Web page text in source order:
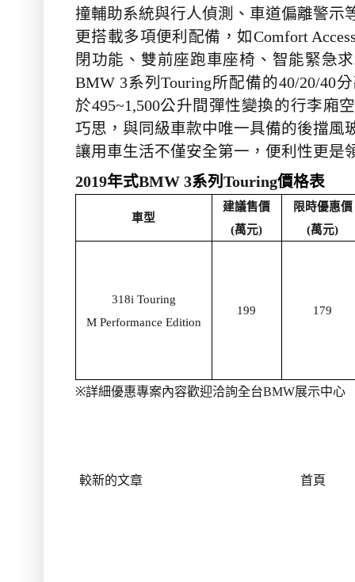
撞輔助系統與行人偵測、車道偏離警示
更搭載多項便利配備，如Comfort
閉功能、雙前座跑車座椅、智能緊急
BMW 3系列Touring所配備的40/20/40
於495~1,500公升間彈性變換的行李廂
巧思，與同級車款中唯一具備的後擋風
讓用車生活不僅安全第一，便利性更是
2019年式BMW 3系列 Touring價格表
車型
建議售價
(萬元)
限時優惠價
(萬元)
318i Touring
M Performance Edition
199 179
※詳細優惠專案內容歡迎洽詢全台BMW展示中心
較新的文章 首頁